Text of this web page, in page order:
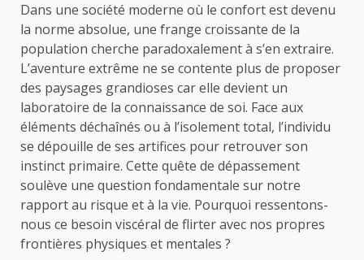
Dans une société moderne où le confort est devenu
la norme absolue, une frange croissante de la
population cherche paradoxalement à s’en extraire.
L’aventure extrême ne se contente plus de proposer
des paysages grandioses car elle devient un
laboratoire de la connaissance de soi. Face aux
éléments déchaînés ou à l’isolement total, l’individu
se dépouille de ses artifices pour retrouver son
instinct primaire. Cette quête de dépassement
soulève une question fondamentale sur notre
rapport au risque et à la vie. Pourquoi ressentons-
nous ce besoin viscéral de flirter avec nos propres
frontières physiques et mentales ?